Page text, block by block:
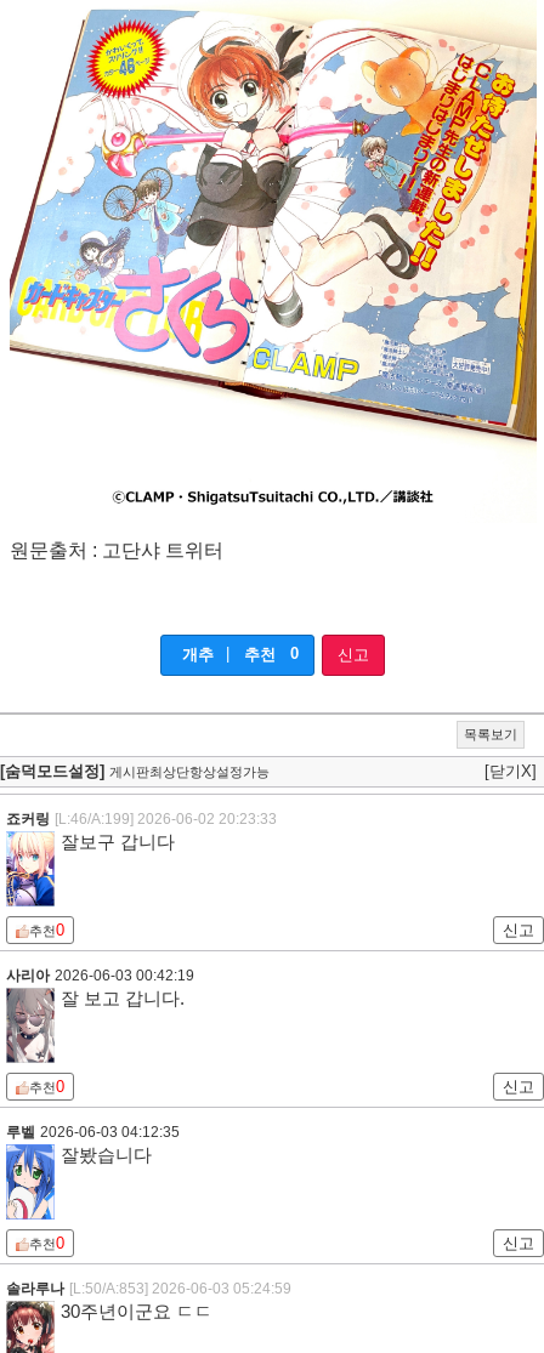
원문출처 : 고단샤 트위터
개추 추천 0 신고
목록보기
[숨덕모드설정] 게시판최상단항상설정가능 [닫기X]
죠커링 [L:46/A:199] 2026-06-02 20:23:33
잘보구 갑니다
추천0 신고
사리아 2026-06-03 00:42:19
잘 보고 갑니다.
추천0 신고
루벨 2026-06-03 04:12:35
잘봤습니다
추천0 신고
솔라루나 [L:50/A:853] 2026-06-03 05:24:59
30주년이군요 ㄷㄷ